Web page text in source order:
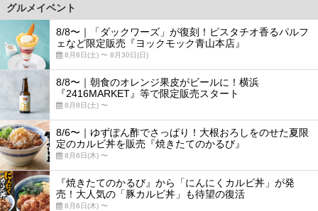
グルメイベント
8/8〜｜「ダックワーズ」が復刻！ピスタチオ香るパルフ
ェなど限定販売『ヨックモック青山本店』
8月8日(土) 〜 8月30日(日)
8/8〜｜朝食のオレンジ果皮がビールに！横浜
『2416MARKET』等で限定販売スタート
8月8日(土) 〜
8/6〜｜ゆずぽん酢でさっぱり！大根おろしをのせた夏限
定のカルビ丼を販売『焼きたてのかるび』
8月6日(木) 〜
『焼きたてのかるび』から「にんにくカルビ丼」が発
売！大人気の「豚カルビ丼」も待望の復活
8月6日(木) 〜